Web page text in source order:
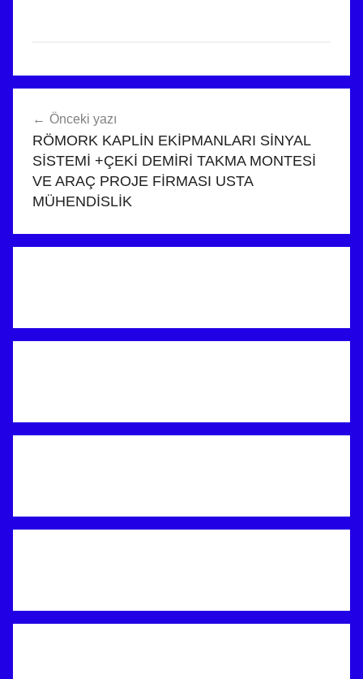
gezinmesi
Önceki yazı
RÖMORK KAPLİN EKİPMANLARI SİNYAL
SİSTEMİ +ÇEKİ DEMİRİ TAKMA MONTESİ
VE ARAÇ PROJE FİRMASI USTA
MÜHENDİSLİK